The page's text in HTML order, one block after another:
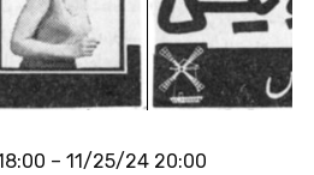
– 11/25/24 20:00